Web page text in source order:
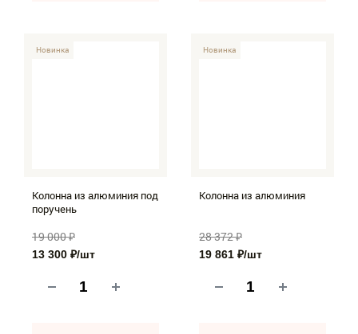
-30%
Новинка
Колонна из алюминия под
поручень
19 000 ₽
13 300 ₽/шт
-30%
Новинка
Колонна из алюминия
28 372 ₽
19 861 ₽/шт